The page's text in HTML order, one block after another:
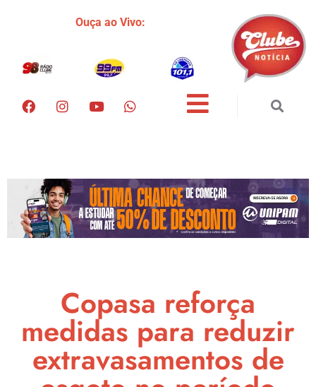
Ouça ao Vivo:
Copasa reforça
medidas para reduzir
extravasamentos de